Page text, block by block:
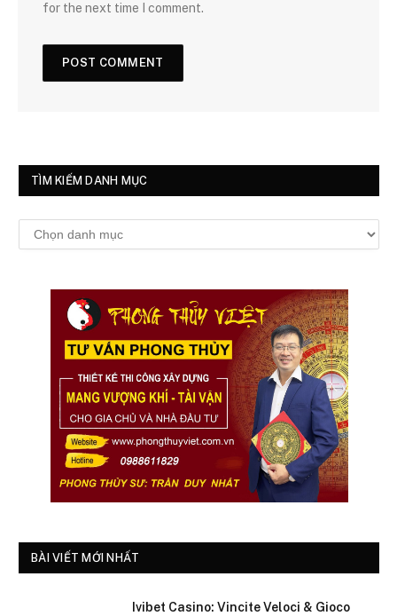
for the next time I comment.
TÌM KIẾM DANH MỤC
Tìm
kiếm
BÀI VIẾT MỚI NHẤT
Ivibet Casino: Vincite Veloci & Gioco